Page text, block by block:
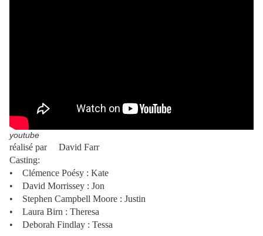
youtube
réalisé par David Farr
Casting:
• Clémence Poésy : Kate
• David Morrissey : Jon
• Stephen Campbell Moore : Justin
• Laura Birn : Theresa
• Deborah Findlay : Tessa